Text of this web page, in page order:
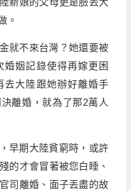
新娘的父母更是臉丟大
。
就不來台灣？她還要被
姻記錄使得再嫁更困
去大陸跟她辦好離婚手
離婚，就為了那2萬人
早期大陸貧窮時，或許
的才會冒著被您白睡、
司離婚、面子丟盡的故